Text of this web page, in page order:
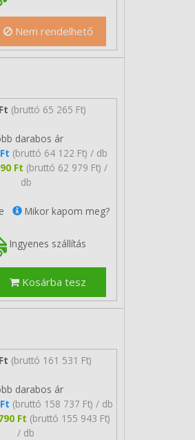
Nem rendelhető
(bruttó 65 265 Ft)
darabos ár
(bruttó 64 122 Ft) / db
Ft (bruttó 62 979 Ft) /
db
Mikor kapom meg?
Ingyenes szállítás
Kosárba tesz
(bruttó 161 531 Ft)
darabos ár
(bruttó 158 737 Ft) / db
Ft (bruttó 155 943 Ft)
/ db